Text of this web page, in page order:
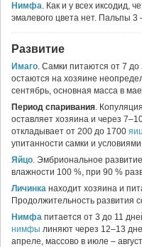
Нимфа. Как и у всех иксодид,
эмалевого цвета нет. Пальпы
Развитие
Имаго. Самки питаются от 7
остаются на хозяине
сентябрь, основная масса в
Период спаривания.
оставляет хозяина и через
откладывает от 200 до 1700
упитанности самки и
Яйцо. Эмбриональное
влажности 100 %, при 90 %
Личинка находит хозяина и
Продолжительность развития
Нимфа питается от 3 до 11
нимфы линяют через 12–13
апреле, массово в июле –